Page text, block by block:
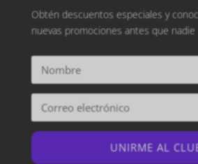
Obtén descuentos especiales y
nuevas promociones antes que nadie
UNIRME AL